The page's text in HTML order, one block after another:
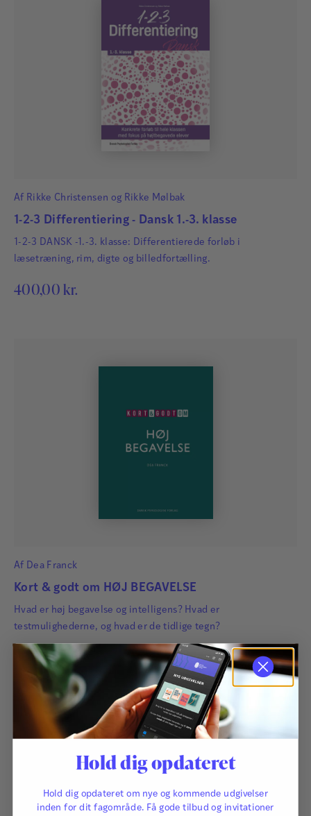
Af Rikke Christensen og Rikke Mølbak
1-2-3 Differentiering - Dansk 1.-3. klasse
1-2-3 DANSK -1.-3. klasse: Differentierede forløb i
læsetræning, rim, digte og billedfortælling.
400,00 kr.
Af Dea Franck
Kort & godt om HØJ BEGAVELSE
Hvad er høj begavelse og intelligens? Hvad er
testmulighederne, og hvad er de tidlige tegn?
195,00kr.
Hold dig opdateret
Hold dig opdateret om nye og kommende udgivelser
inden for dit fagområde. Få gode tilbud og invitationer